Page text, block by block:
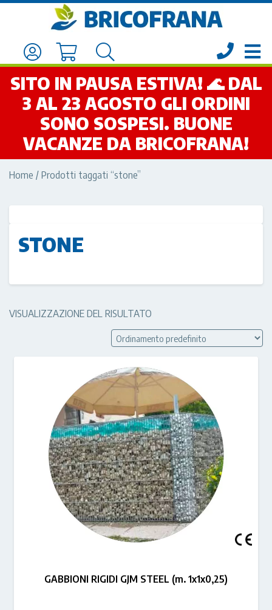
SITO IN PAUSA ESTIVA! 🌊 DAL
3 AL 23 AGOSTO GLI ORDINI
SONO SOSPESI. BUONE
VACANZE DA BRICOFRANA!
Home / Prodotti taggati “stone”
STONE
VISUALIZZAZIONE DEL RISULTATO
GABBIONI RIGIDI GJM STEEL (m. 1x1x0,25)